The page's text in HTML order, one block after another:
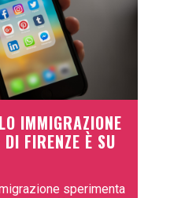
IMMIGRAZIONE
DI FIRENZE È SU
sperimenta